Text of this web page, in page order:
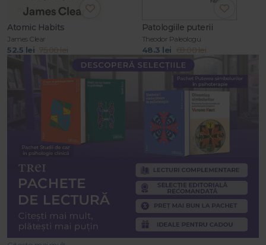
Atomic Habits
James Clear
52.5 lei 75.00 lei
Patologiile puterii
Theodor Paleologu
48.3 lei 69.00 lei